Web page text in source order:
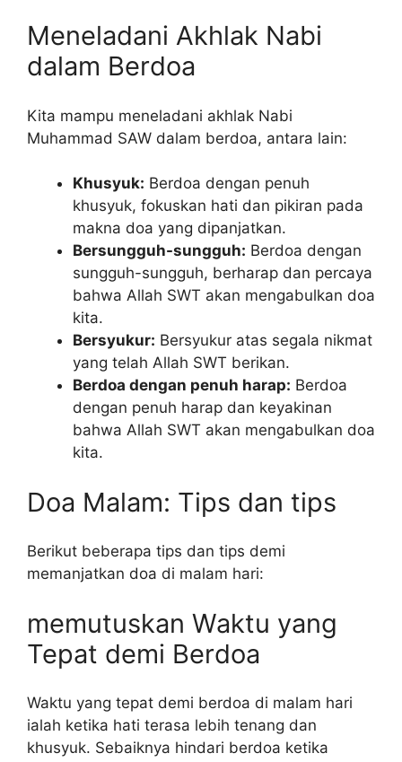
Meneladani Akhlak Nabi
dalam Berdoa
Kita mampu meneladani akhlak Nabi
Muhammad SAW dalam berdoa, antara lain:
Khusyuk: Berdoa dengan penuh
khusyuk, fokuskan hati dan pikiran pada
makna doa yang dipanjatkan.
Bersungguh-sungguh: Berdoa dengan
sungguh-sungguh, berharap dan percaya
bahwa Allah SWT akan mengabulkan doa
kita.
Bersyukur: Bersyukur atas segala nikmat
yang telah Allah SWT berikan.
Berdoa dengan penuh harap: Berdoa
dengan penuh harap dan keyakinan
bahwa Allah SWT akan mengabulkan doa
kita.
Doa Malam: Tips dan tips
Berikut beberapa tips dan tips demi
memanjatkan doa di malam hari:
memutuskan Waktu yang
Tepat demi Berdoa
Waktu yang tepat demi berdoa di malam hari
ialah ketika hati terasa lebih tenang dan
khusyuk. Sebaiknya hindari berdoa ketika